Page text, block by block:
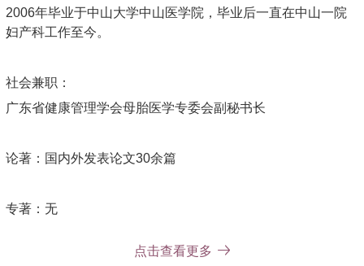
2006年毕业于中山大学中山医学院，毕业后一直在中山一院
妇产科工作至今。
社会兼职：
广东省健康管理学会母胎医学专委会副秘书长
论著：国内外发表论文30余篇
专著：无
其他主要工作成绩（比如获奖情况）：无
点击查看更多